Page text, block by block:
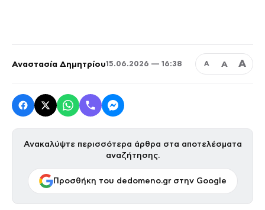
Αναστασία Δημητρίου15.06.2026 — 16:38 Α Α Α
Ανακαλύψτε περισσότερα άρθρα στα αποτελέσματα
αναζήτησης.
Προσθήκη του dedomeno.gr στην Google